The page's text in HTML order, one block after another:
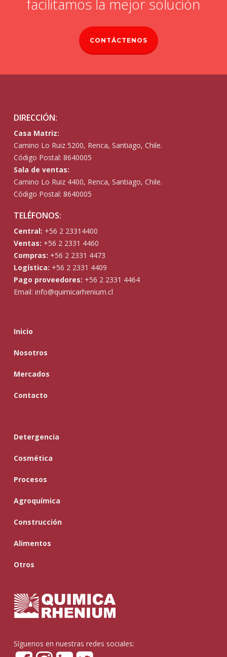
facilitamos la mejor solución
CONTÁCTENOS
DIRECCIÓN:
Casa Matriz:
Camino Lo Ruiz 5200, Renca, Santiago, Chile.
Código Postal: 8640005
Sala de ventas:
Camino Lo Ruiz 4400, Renca, Santiago, Chile.
Código Postal: 8640005
TELÉFONOS:
Central: +56 2 23314400
Ventas: +56 2 2331 4460
Compras: +56 2 2331 4473
Logística: +56 2 2331 4409
Pago proveedores: +56 2 2331 4464
Email: info@quimicarhenium.cl
Inicio
Nosotros
Mercados
Contacto
Detergencia
Cosmética
Procesos
Agroquímica
Construcción
Alimentos
Otros
Síguenos en nuestras redes sociales: